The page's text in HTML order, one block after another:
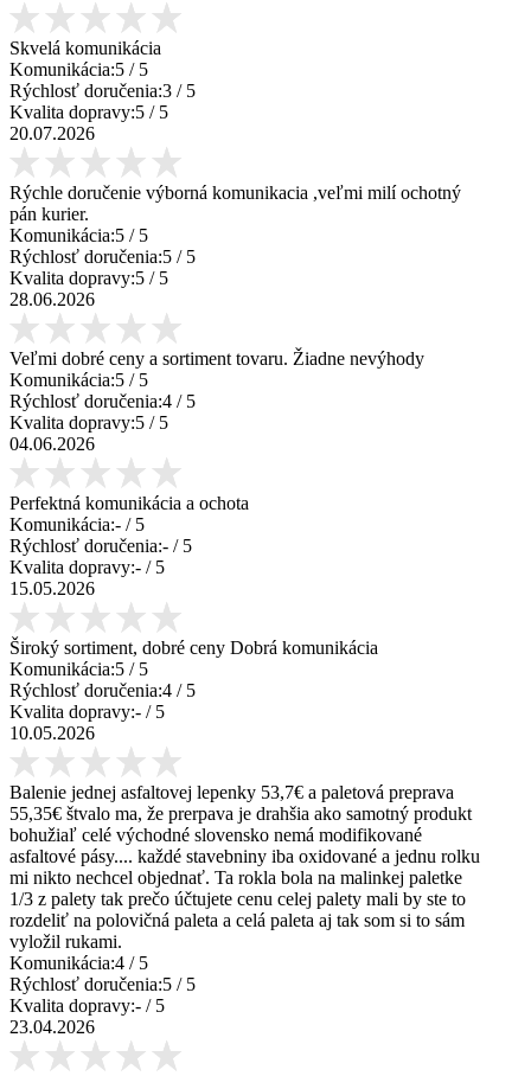
Skvelá komunikácia
Komunikácia:5 / 5
Rýchlosť doručenia:3 / 5
Kvalita dopravy:5 / 5
20.07.2026
Rýchle doručenie výborná komunikacia ,veľmi milí ochotný
pán kurier.
Komunikácia:5 / 5
Rýchlosť doručenia:5 / 5
Kvalita dopravy:5 / 5
28.06.2026
Veľmi dobré ceny a sortiment tovaru. Žiadne nevýhody
Komunikácia:5 / 5
Rýchlosť doručenia:4 / 5
Kvalita dopravy:5 / 5
04.06.2026
Perfektná komunikácia a ochota
Komunikácia:- / 5
Rýchlosť doručenia:- / 5
Kvalita dopravy:- / 5
15.05.2026
Široký sortiment, dobré ceny Dobrá komunikácia
Komunikácia:5 / 5
Rýchlosť doručenia:4 / 5
Kvalita dopravy:- / 5
10.05.2026
Balenie jednej asfaltovej lepenky 53,7€ a paletová preprava
55,35€ štvalo ma, že prerpava je drahšia ako samotný produkt
bohužiaľ celé východné slovensko nemá modifikované
asfaltové pásy.... každé stavebniny iba oxidované a jednu rolku
mi nikto nechcel objednať. Ta rokla bola na malinkej paletke
1/3 z palety tak prečo účtujete cenu celej palety mali by ste to
rozdeliť na polovičná paleta a celá paleta aj tak som si to sám
vyložil rukami.
Komunikácia:4 / 5
Rýchlosť doručenia:5 / 5
Kvalita dopravy:- / 5
23.04.2026